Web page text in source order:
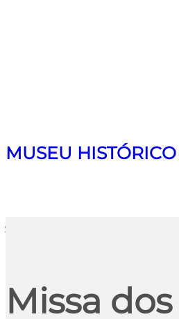
MUSEU
Search
Missa